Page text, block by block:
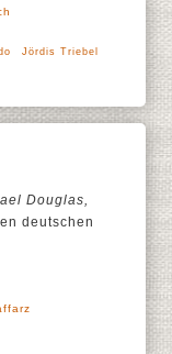
Jördis Triebel
Douglas,
deutschen